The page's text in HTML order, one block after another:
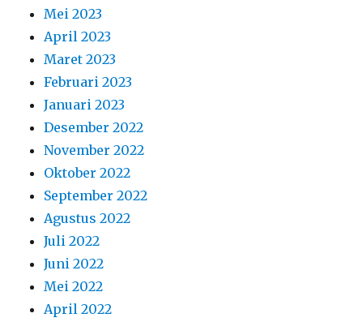
Mei 2023
April 2023
Maret 2023
Februari 2023
Januari 2023
Desember 2022
November 2022
Oktober 2022
September 2022
Agustus 2022
Juli 2022
Juni 2022
Mei 2022
April 2022